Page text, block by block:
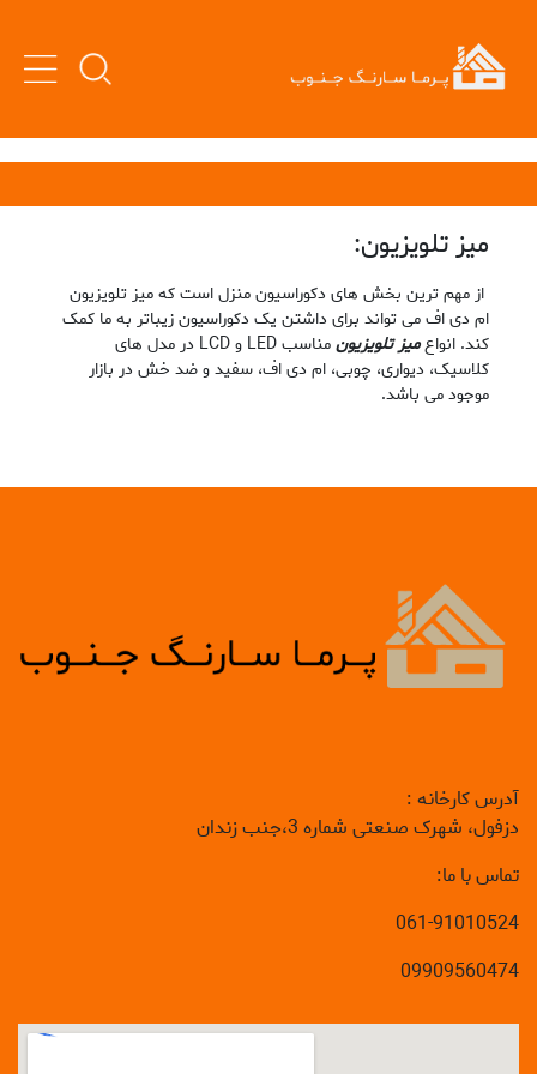
میز تلویزیون:
از مهم ترین بخش های دکوراسیون منزل است که میز تلویزیون
ام دی اف می تواند برای داشتن یک دکوراسیون زیباتر به ما کمک
کند. انواعمیز تلویزیون
مناسب LED و LCD در مدل های
کلاسیک، دیواری، چوبی، ام دی اف، سفید و ضد خش در بازار
موجود می باشد.
آدرس کارخانه :
دزفول، شهرک صنعتی شماره 3،جنب زندان
تماس با ما:
061-91010524
09909560474